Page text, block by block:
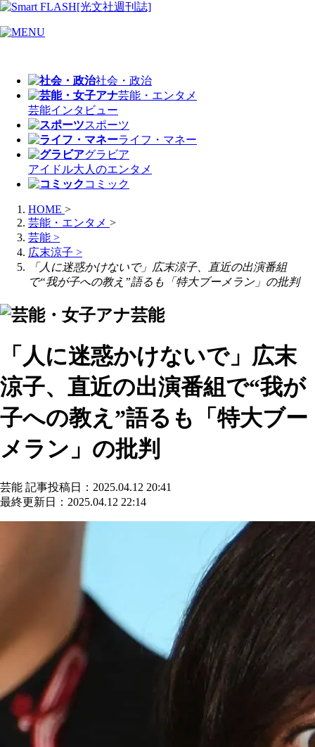
社会・政治
芸能・エンタメ
芸能インタビュー
スポーツ
ライフ・マネー
グラビア
アイドル大人のエンタメ
コミック
HOME >
芸能・エンタメ >
芸能 >
広末涼子 >
「人に迷惑かけないで」広末涼子、直近の出演番組
で“我が子への教え”語るも「特大ブーメラン」の批判
芸能
「人に迷惑かけないで」広末
涼子、直近の出演番組で“我が
子への教え”語るも「特大ブー
メラン」の批判
芸能 記事投稿日：2025.04.12 20:41
最終更新日：2025.04.12 22:14